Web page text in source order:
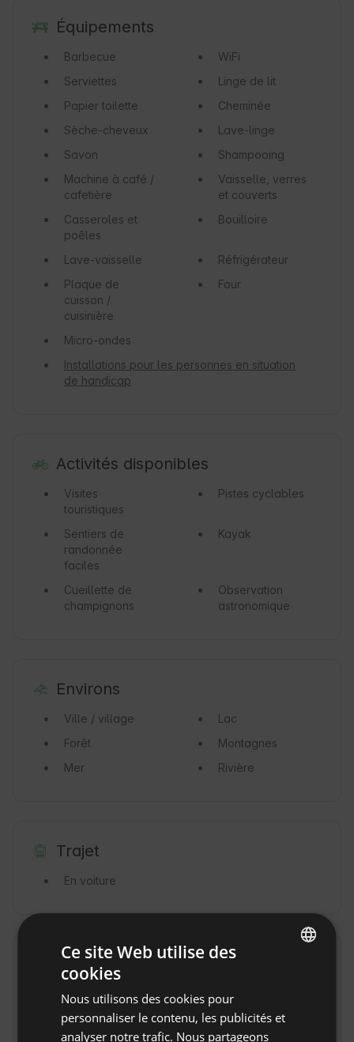
Équipements
Barbecue
WiFi
Serviettes
Linge de lit
Papier toilette
Cheminée
Sèche-cheveux
Lave-linge
Savon
Shampooing
Machine à café /
cafetière
Vaisselle, verres
et couverts
Casseroles et
poêles
Bouilloire
Lave-vaisselle
Réfrigérateur
Plaque de
cuisson /
cuisinière
Four
Micro-ondes
Installations pour les personnes en situation
de handicap
Activités disponibles
Visites
touristiques
Pistes cyclables
Sentiers de
randonnée
faciles
Kayak
Cueillette de
champignons
Observation
astronomique
Environs
Ville / village
Lac
Forêt
Montagnes
Mer
Rivière
Trajet
En voiture
Règles de la propriété
Heure d'arrivée : à partir de 17:00
Heure de départ : jusqu'à 11:00
Ce site Web utilise des
cookies
Nous utilisons des cookies pour
personnaliser le contenu, les publicités et
analyser notre trafic. Nous partageons